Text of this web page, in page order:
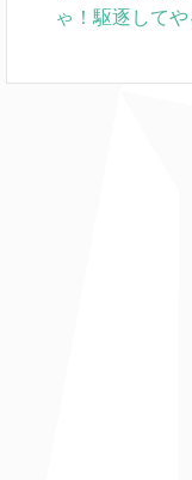
ゃ！駆逐してや